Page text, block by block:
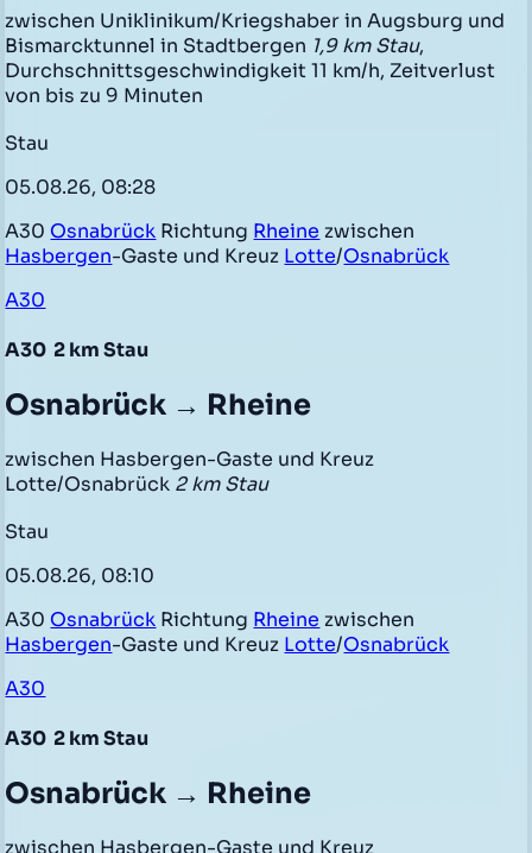
zwischen Uniklinikum/Kriegshaber in Augsburg und
Bismarcktunnel in Stadtbergen 1,9 km Stau,
Durchschnittsgeschwindigkeit 11 km/h, Zeitverlust
von bis zu 9 Minuten
Stau
05.08.26, 08:28
A30 Osnabrück Richtung Rheine zwischen
Hasbergen-Gaste und Kreuz Lotte/Osnabrück
A30
A30 2 km Stau
Osnabrück → Rheine
zwischen Hasbergen-Gaste und Kreuz
Lotte/Osnabrück 2 km Stau
Stau
05.08.26, 08:10
A30 Osnabrück Richtung Rheine zwischen
Hasbergen-Gaste und Kreuz Lotte/Osnabrück
A30
A30 2 km Stau
Osnabrück → Rheine
zwischen Hasbergen-Gaste und Kreuz